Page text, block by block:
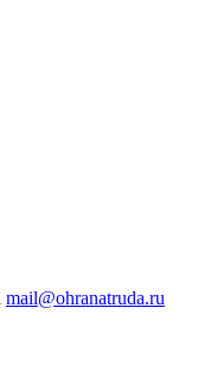
mail@ohranatruda.ru